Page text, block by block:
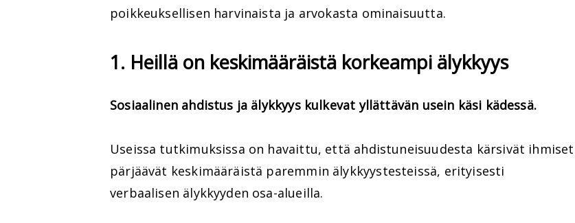
poikkeuksellisen harvinaista ja arvokasta ominaisuutta.
1. Heillä on keskimääräistä korkeampi älykkyys
Sosiaalinen ahdistus ja älykkyys kulkevat yllättävän usein käsi kädessä.
Useissa tutkimuksissa on havaittu, että ahdistuneisuudesta kärsivät ihmiset
pärjäävät keskimääräistä paremmin älykkyystesteissä, erityisesti
verbaalisen älykkyyden osa-alueilla.